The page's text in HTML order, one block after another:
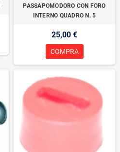
PASSAPOMODORO CON FORO
INTERNO QUADRO N. 5
25,00 €
COMPRA